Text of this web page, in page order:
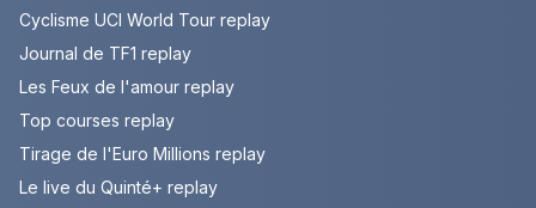
Cyclisme UCI World Tour replay
Journal de TF1 replay
Les Feux de l'amour replay
Top courses replay
Tirage de l'Euro Millions replay
Le live du Quinté+ replay